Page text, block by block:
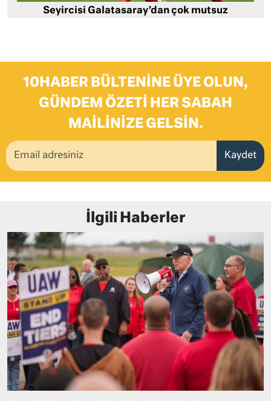
Seyircisi Galatasaray’dan çok mutsuz
10HABER BÜLTENINE ÜYE OLUN,
GÜNDEM ÖZETI HER SABAH
MAILINIZE GELSIN.
Kaydet
İlgili Haberler